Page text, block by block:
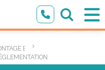
ET CONDUITE IMMOBILIÈRE